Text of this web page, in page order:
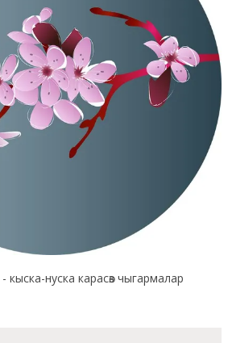
- кыска-нуска карасөз чыгармалар